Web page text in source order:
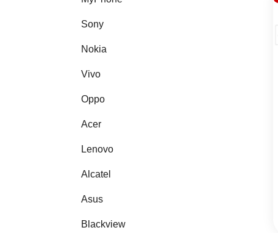
Sony
Nokia
Vivo
Oppo
Acer
Lenovo
Alcatel
Asus
Blackview